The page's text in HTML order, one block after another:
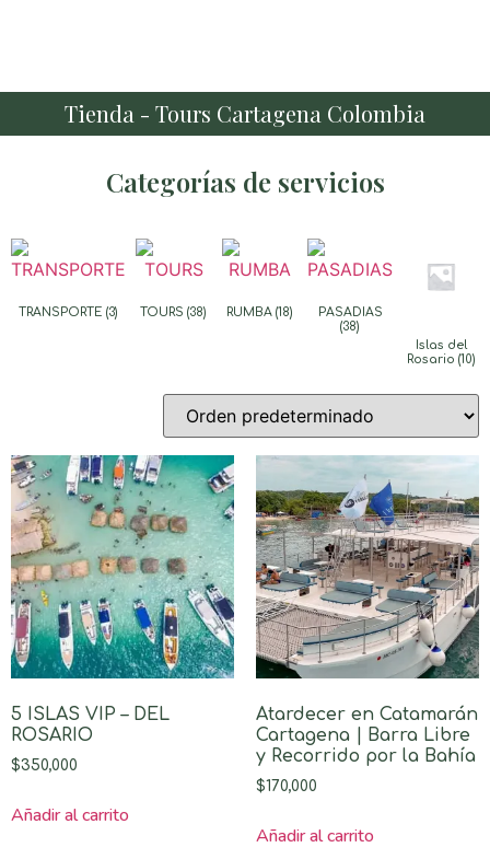
Tienda - Tours Cartagena Colombia
Categorías de servicios
TRANSPORTE (3) TOURS(38) RUMBA (18)
PASADIAS
(38)
Islas del
Rosario (10)
5 ISLAS VIP – DEL
ROSARIO
$350,000
Añadir al carrito
Atardecer en Catamarán
Cartagena | Barra Libre
y Recorrido por la Bahía
$170,000
Añadir al carrito